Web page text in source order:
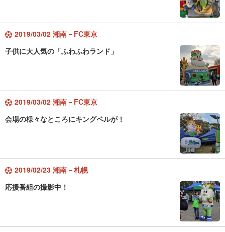
2019/03/02 湘南－FC東京
子供に大人気の「ふわふわランド」
2019/03/02 湘南－FC東京
会場の様々なところにキングベルが！
2019/02/23 湘南－札幌
応援番組の撮影中！